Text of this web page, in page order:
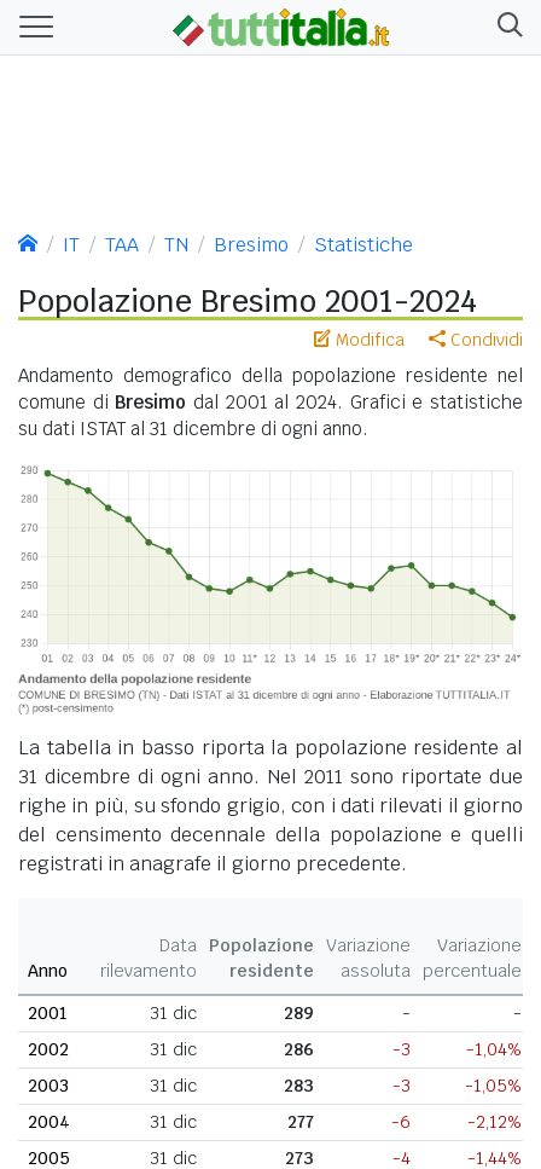
IT TAA TN Bresimo Statistiche
Popolazione Bresimo 2001-2024
Modifica Condividi
Andamento demografico della popolazione residente nel
comune di Bresimo dal 2001 al 2024. Grafici e statistiche
su dati ISTAT al 31 dicembre di ogni anno.
La tabella in basso riporta la popolazione residente al
31 dicembre di ogni anno. Nel 2011 sono riportate due
righe in più, su sfondo grigio, con i dati rilevati il giorno
del censimento decennale della popolazione e quelli
registrati in anagrafe il giorno precedente.
Anno
Data
rilevamento
Popolazione
residente
Variazione
assoluta
Variazione
percentuale
2001
31 dic 289 -
-
2002
31 dic 286 -3
-1,04%
2003
31 dic 283 -3
-1,05%
2004
31 dic 277 -6
-2,12%
2005
31 dic 273 -4
-1,44%